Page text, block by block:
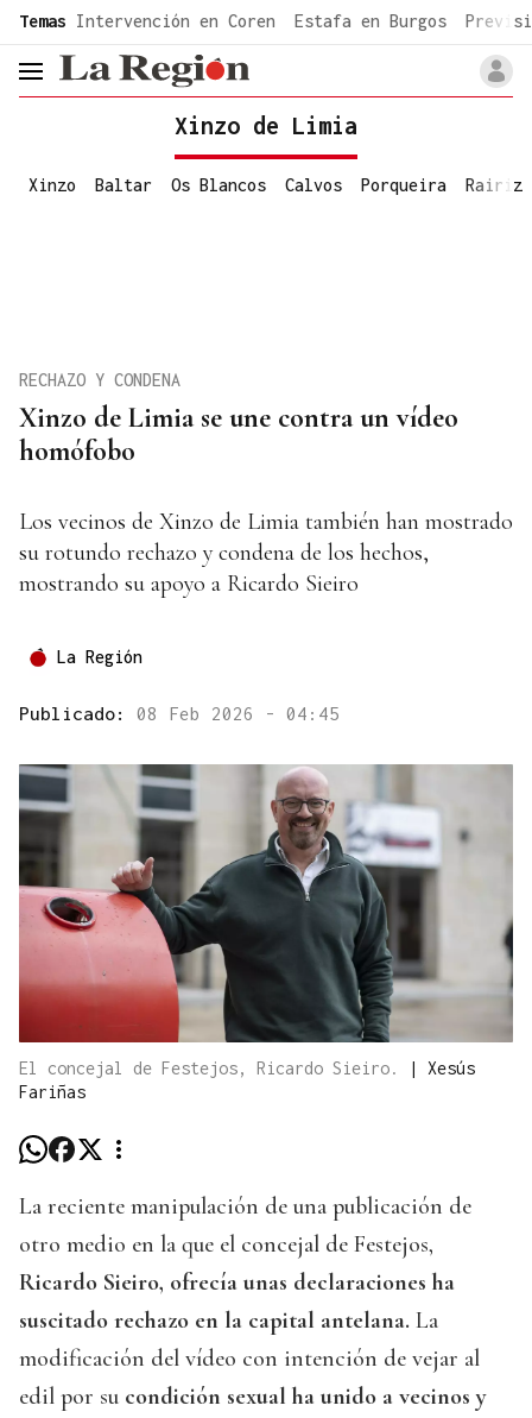
common.go-to-content
Temas Intervención en Coren Estafa en Burgos
header.menu.open
Xinzo de Limia
Xinzo Baltar Os Blancos Calvos Porqueira Rairiz
Xinzo de Limia se une contra un vídeo
homófobo
RECHAZO Y CONDENA
Los vecinos de Xinzo de Limia también han mostrado
su rotundo rechazo y condena de los hechos,
mostrando su apoyo a Ricardo Sieiro
La Región
Publicado: 08 Feb 2026 - 04:45
El concejal de Festejos, Ricardo Sieiro. | Xesús
Fariñas
La reciente manipulación de una publicación de
otro medio en la que el concejal de Festejos,
Ricardo Sieiro, ofrecía unas declaraciones ha
suscitado rechazo en la capital antelana. La
modificación del vídeo con intención de vejar al
edil por su condición sexual ha unido a vecinos y